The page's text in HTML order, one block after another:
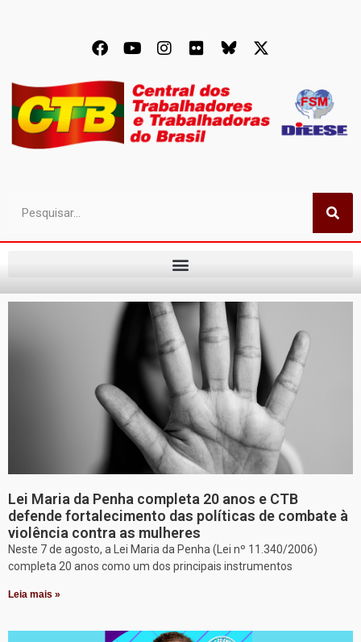
Lei Maria da Penha completa 20 anos e CTB
defende fortalecimento das políticas de combate à
violência contra as mulheres
Neste 7 de agosto, a Lei Maria da Penha (Lei nº 11.340/2006)
completa 20 anos como um dos principais instrumentos
Leia mais »